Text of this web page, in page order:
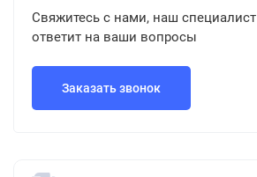
Свяжитесь с нами, наш специалист
ответит на ваши вопросы
Заказать звонок